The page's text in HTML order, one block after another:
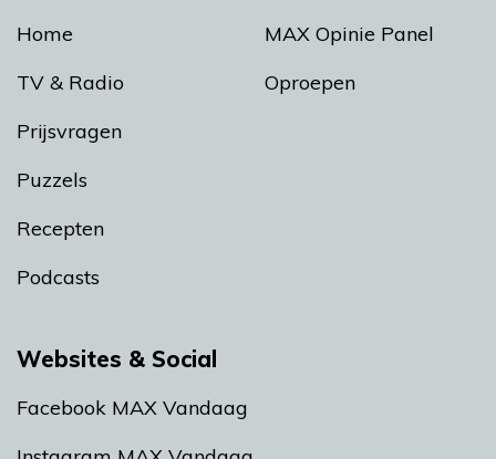
Home
TV & Radio
Prijsvragen
Puzzels
Recepten
Podcasts
MAX Opinie Panel
Oproepen
Websites & Social
Facebook MAX Vandaag